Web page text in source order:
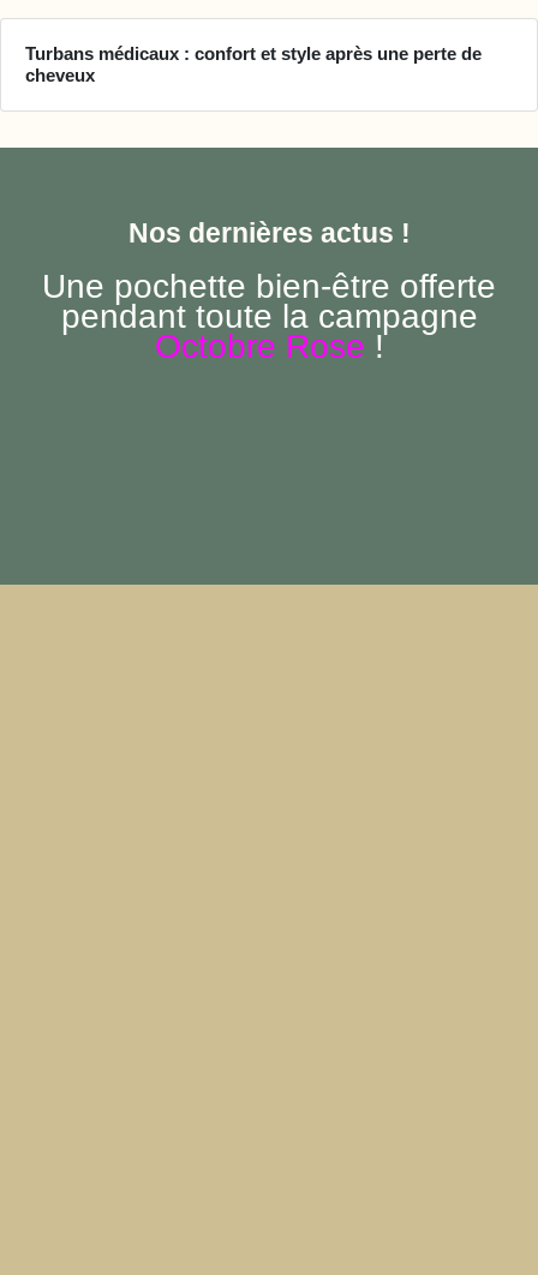
Turbans médicaux : confort et style après une perte de
cheveux
Nos dernières actus !
Une pochette bien-être offerte
pendant toute la campagne
Octobre Rose !